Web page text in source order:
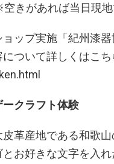
あれば当日現地
ョップ実施「紀州漆
について詳しくはこ
ークラフト体験
皮革産地である和歌
とお好きな文字を入れ